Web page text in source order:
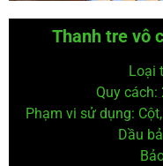
Thanh tre vô
Loại
Quy
Phạm vi sử dụng:
Dầu